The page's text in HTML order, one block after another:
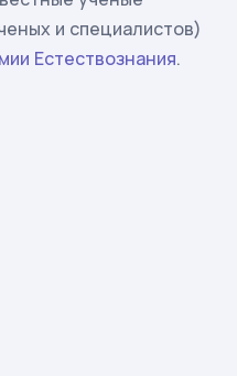
и специалистов)
Естествознания.